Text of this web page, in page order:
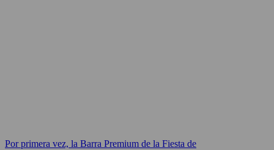
Por primera vez, la Barra Premium de la Fiesta de